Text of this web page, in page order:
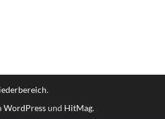
.
WordPressund HitMag.